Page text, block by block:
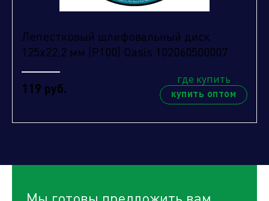
Лепестковый шлифовальный диск
125х22,2 мм (P100) Oasis 102060500007
119 руб.
где купить
купить оптом